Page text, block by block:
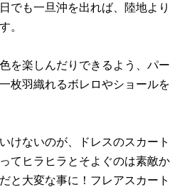
でも一旦沖を出れば、陸地より
。
を楽しんだりできるよう、パー
枚羽織れるボレロやショールを
けないのが、ドレスのスカート
てヒラヒラとそよぐのは素敵か
と大変な事に！フレアスカート